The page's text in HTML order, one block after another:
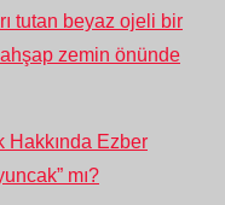
Hakkında Ezber
mı?